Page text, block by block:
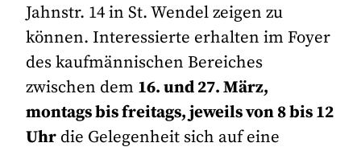
Jahnstr. 14 in St. Wendel zeigen zu
können. Interessierte erhalten im Foyer
des kaufmännischen Bereiches
zwischen dem 16. und 27. März,
montags bis freitags, jeweils von 8 bis 12
Uhr die Gelegenheit sich auf eine